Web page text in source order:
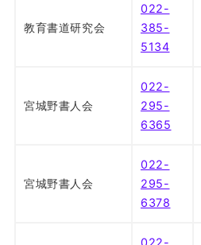
教育書道研究会
022-
385-
5134
宮城野書人会
022-
295-
6365
宮城野書人会
022-
295-
6378
022-